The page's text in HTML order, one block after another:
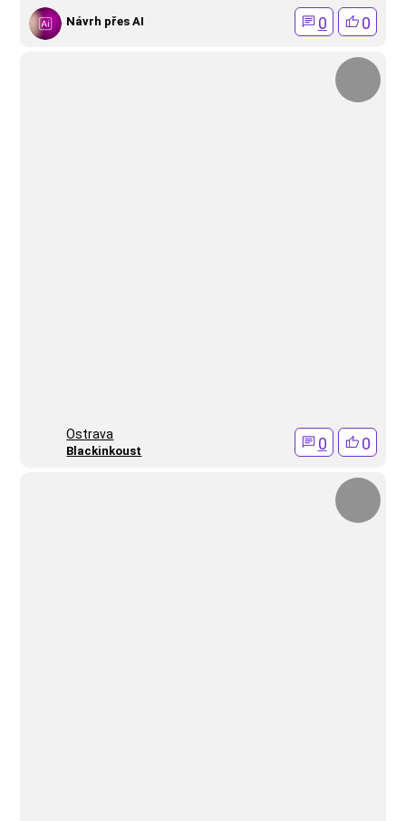
Návrh přes AI 0 0
Ostrava
Blackinkoust 0 0